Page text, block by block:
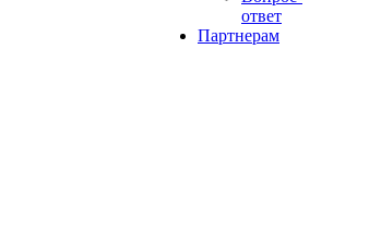
ответ
Партнерам